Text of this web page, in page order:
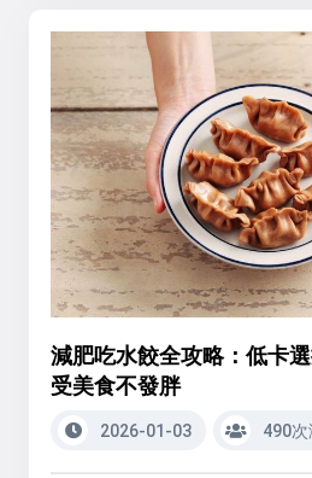
減肥吃水餃全攻略：低卡
受美食不發胖
2026-01-03 490次